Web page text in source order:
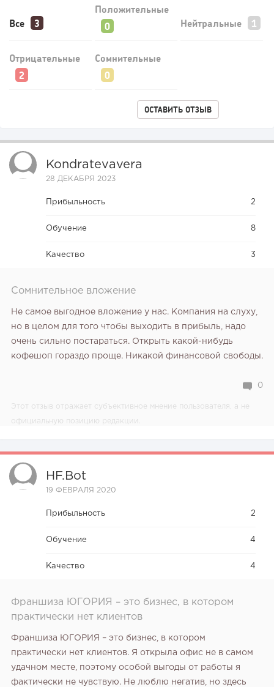
для бизнеса,...
Все
Положительные
Нейтральные
Отрицательные Сомнительные
ОСТАВИТЬ ОТЗЫВ
Kondratevavera
28 ДЕКАБРЯ 2023
Прибыльность 2
Обучение 8
Качество 3
Сомнительное вложение
Не самое выгодное вложение у нас. Компания на слуху,
но в целом для того чтобы выходить в прибыль, надо
очень сильно постараться. Открыть какой-нибудь
кофешоп гораздо проще. Никакой финансовой свободы.
0
Этот отзыв отражает субъективное мнение пользователя, а не
официальную позицию редакции.
HF.bot
19 ФЕВРАЛЯ 2020
Прибыльность 2
Обучение 4
Качество 4
Франшиза ЮГОРИЯ – это бизнес, в котором
практически нет клиентов
Франшиза ЮГОРИЯ – это бизнес, в котором
практически нет клиентов. Я открыла офис не в самом
удачном месте, поэтому особой выгоды от работы я
фактически не чувствую. Не люблю негатив, но здесь